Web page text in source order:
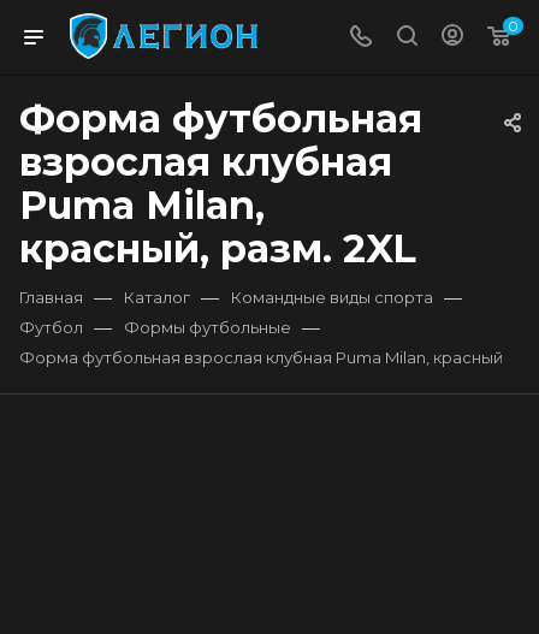
0
Форма футбольная
взрослая клубная
Puma Milan,
красный, разм. 2XL
Главная — Каталог — Командные виды спорта —
Футбол — Формы футбольные —
Форма футбольная взрослая клубная Puma Milan, красный